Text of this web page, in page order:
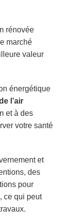
rénovée
marché
valeur
énergétique
l’air
et à des
votre santé
et
des
pour
ce qui peut